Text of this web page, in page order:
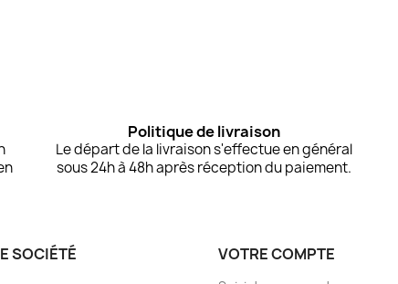
Politique de livraison
Le départ de la livraison s'effectue en général
sous 24h à 48h après réception du paiement.
SOCIÉTÉ VOTRE COMPTE